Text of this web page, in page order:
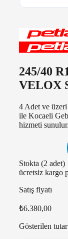
245/40
VELOX
4 Adet ve üzeri
ile Kocaeli
hizmeti sunulur.
Stokta (2 adet)
ücretsiz kargo
Satış fiyatı
₺6.380,00
Gösterilen tutar